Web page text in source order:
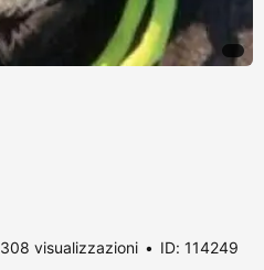
308 visualizzazioni ID: 114249